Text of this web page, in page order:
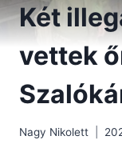
Két
vettek
Nagy Nikolett